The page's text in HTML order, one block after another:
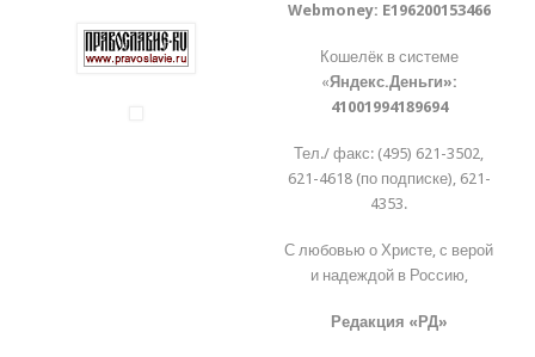
Webmoney: E196200153466
Кошелёк в системе
«Яндекс.Деньги»:
41001994189694
Тел./ факс: (495) 621-3502,
621-4618 (по подписке), 621-
4353.
С любовью о Христе, с верой
и надеждой в Россию,
Редакция «РД»